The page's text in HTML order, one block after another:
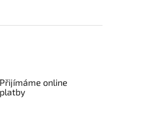
Přijímáme online
platby